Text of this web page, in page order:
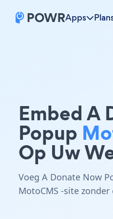
Apps
Embed A
Popup
Op Uw
Voeg A Donate Now
MotoCMS -site